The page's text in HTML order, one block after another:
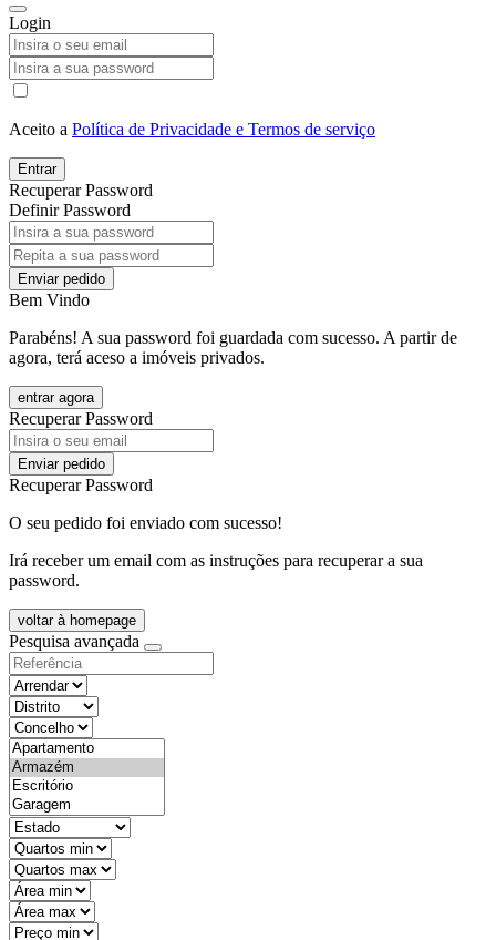
Login
Aceito a Política de Privacidade e Termos de serviço
Entrar
Recuperar Password
Definir Password
Enviar pedido
Bem Vindo
Parabéns! A sua password foi guardada com sucesso. A partir de
agora, terá aceso a imóveis privados.
entrar agora
Recuperar Password
Enviar pedido
Recuperar Password
O seu pedido foi enviado com sucesso!
Irá receber um email com as instruções para recuperar a sua
password.
voltar à homepage
Pesquisa avançada
objective
districtId
countyId
types
state
mintypo
maxtypo
minarea
maxarea
minprice